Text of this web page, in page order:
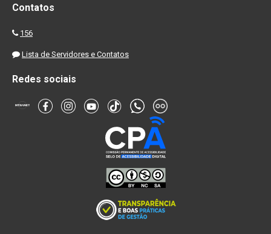
Contatos
156
Lista de Servidores e Contatos
Redes sociais